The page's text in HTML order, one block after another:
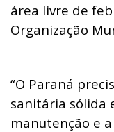
área livre de
Organização
“O Paraná
sanitária sólida
manutenção e